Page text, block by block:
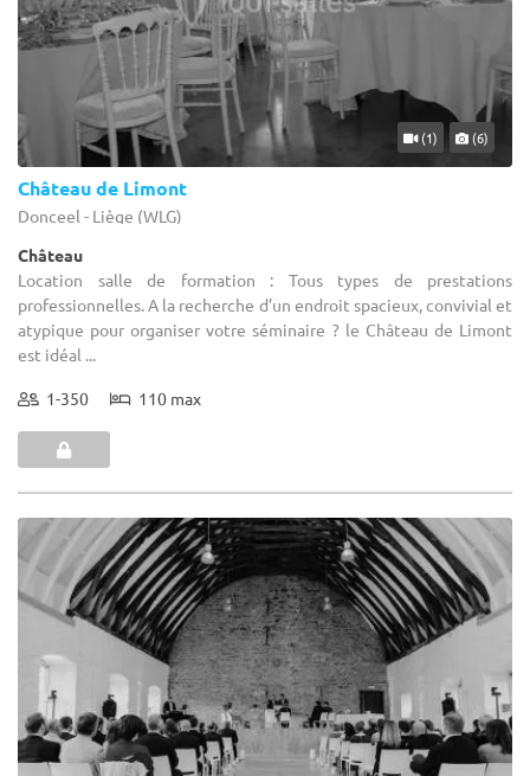
(1) (6)
Château de Limont
Donceel - Liège (WLG)
Château
Location salle de formation : Tous types de prestations
professionnelles. A la recherche d’un endroit spacieux, convivial et
atypique pour organiser votre séminaire ? le Château de Limont
est idéal ...
1-350 110 max